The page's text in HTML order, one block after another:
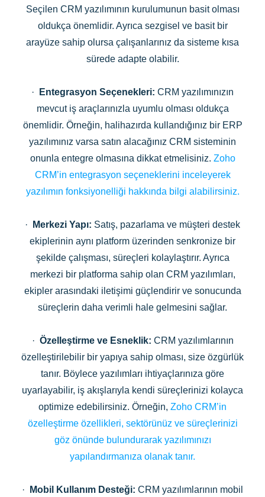
Seçilen CRM yazılımının kurulumunun basit olması
oldukça önemlidir. Ayrıca sezgisel ve basit bir
arayüze sahip olursa çalışanlarınız da sisteme kısa
sürede adapte olabilir.
· Entegrasyon Seçenekleri: CRM yazılımınızın
mevcut iş araçlarınızla uyumlu olması oldukça
önemlidir. Örneğin, halihazırda kullandığınız bir ERP
yazılımınız varsa satın alacağınız CRM sisteminin
onunla entegre olmasına dikkat etmelisiniz. Zoho
CRM’in entegrasyon seçeneklerini inceleyerek
yazılımın fonksiyonelliği hakkında bilgi alabilirsiniz.
· Merkezi Yapı: Satış, pazarlama ve müşteri destek
ekiplerinin aynı platform üzerinden senkronize bir
şekilde çalışması, süreçleri kolaylaştırır. Ayrıca
merkezi bir platforma sahip olan CRM yazılımları,
ekipler arasındaki iletişimi güçlendirir ve sonucunda
süreçlerin daha verimli hale gelmesini sağlar.
· Özelleştirme ve Esneklik: CRM yazılımlarının
özelleştirilebilir bir yapıya sahip olması, size özgürlük
tanır. Böylece yazılımları ihtiyaçlarınıza göre
uyarlayabilir, iş akışlarıyla kendi süreçlerinizi kolayca
optimize edebilirsiniz. Örneğin, Zoho CRM’in
özelleştirme özellikleri, sektörünüz ve süreçlerinizi
göz önünde bulundurarak yazılımınızı
yapılandırmanıza olanak tanır.
· Mobil Kullanım Desteği: CRM yazılımlarının mobil